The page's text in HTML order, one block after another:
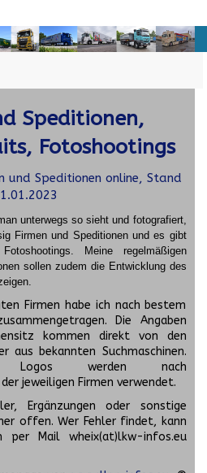
Speditionen,
Fotoshootings
und Speditionen online, Stand
unterwegs so sieht und fotografiert,
Firmen und Speditionen und es gibt
Meine regelmäßigen
sollen zudem die Entwicklung des
Firmen habe ich nach bestem
Die Angaben
kommen direkt von den
aus bekannten Suchmaschinen.
Logos werden nach
jeweiligen Firmen verwendet.
Ergänzungen oder sonstige
offen. Wer Fehler findet, kann
Mail wheix(at)lkw-infos.eu